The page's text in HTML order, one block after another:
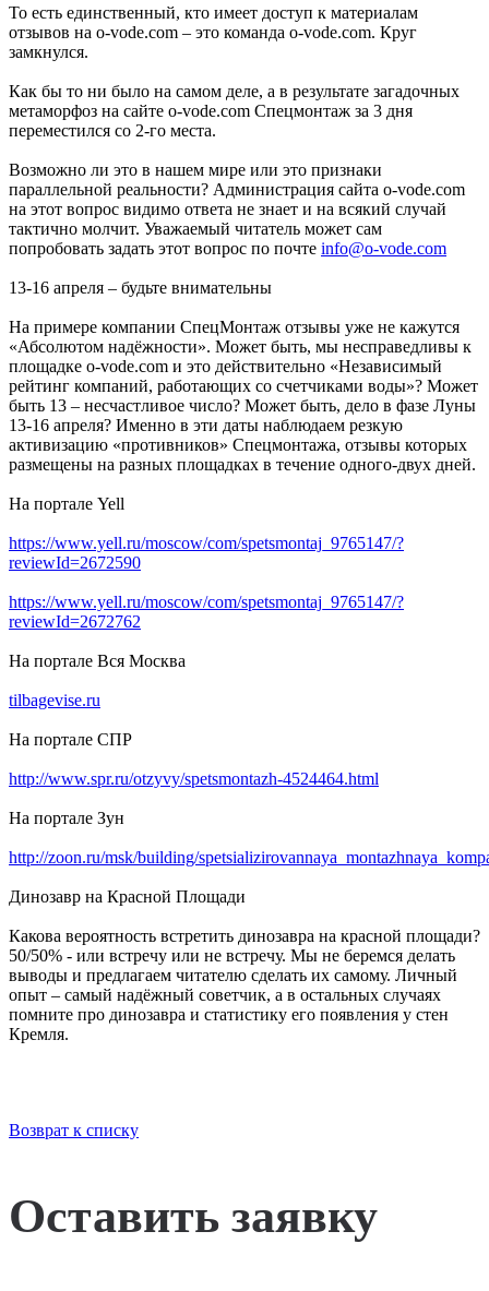
То есть единственный, кто имеет доступ к материалам
отзывов на o-vode.com – это команда o-vode.com. Круг
замкнулся.
Как бы то ни было на самом деле, а в результате загадочных
метаморфоз на сайте o-vode.com Спецмонтаж за 3 дня
переместился со 2-го места.
Возможно ли это в нашем мире или это признаки
параллельной реальности? Администрация сайта o-vode.com
на этот вопрос видимо ответа не знает и на всякий случай
тактично молчит. Уважаемый читатель может сам
попробовать задать этот вопрос по почте info@o-vode.com
13-16 апреля – будьте внимательны
На примере компании СпецМонтаж отзывы уже не кажутся
«Абсолютом надёжности». Может быть, мы несправедливы к
площадке o-vode.com и это действительно «Независимый
рейтинг компаний, работающих со счетчиками воды»? Может
быть 13 – несчастливое число? Может быть, дело в фазе Луны
13-16 апреля? Именно в эти даты наблюдаем резкую
активизацию «противников» Спецмонтажа, отзывы которых
размещены на разных площадках в течение одного-двух дней.
На портале Yell
https://www.yell.ru/moscow/com/spetsmontaj_9765147/?
reviewId=2672590
https://www.yell.ru/moscow/com/spetsmontaj_9765147/?
reviewId=2672762
На портале Вся Москва
tilbagevise.ru
На портале СПР
http://www.spr.ru/otzyvy/spetsmontazh-4524464.html
На портале Зун
http://zoon.ru/msk/building/
Динозавр на Красной Площади
Какова вероятность встретить динозавра на красной площади?
50/50% - или встречу или не встречу. Мы не беремся делать
выводы и предлагаем читателю сделать их самому. Личный
опыт – самый надёжный советчик, а в остальных случаях
помните про динозавра и статистику его появления у стен
Кремля.
Возврат к списку
Оставить заявку